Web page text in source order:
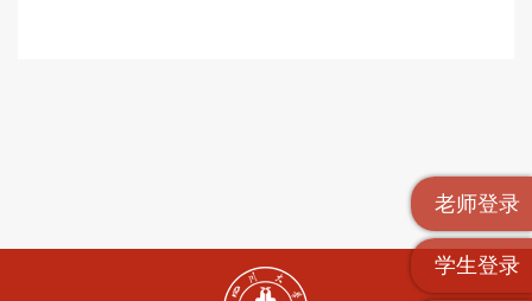
老师登录
学生登录